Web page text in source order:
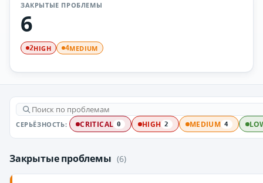
ЗАКРЫТЫЕ ПРОБЛЕМЫ
6
2HIGH 4MEDIUM
СЕРЬЁЗНОСТЬ: CRITICAL 0 HIGH 2 MEDIUM 4
Закрытые проблемы (6)